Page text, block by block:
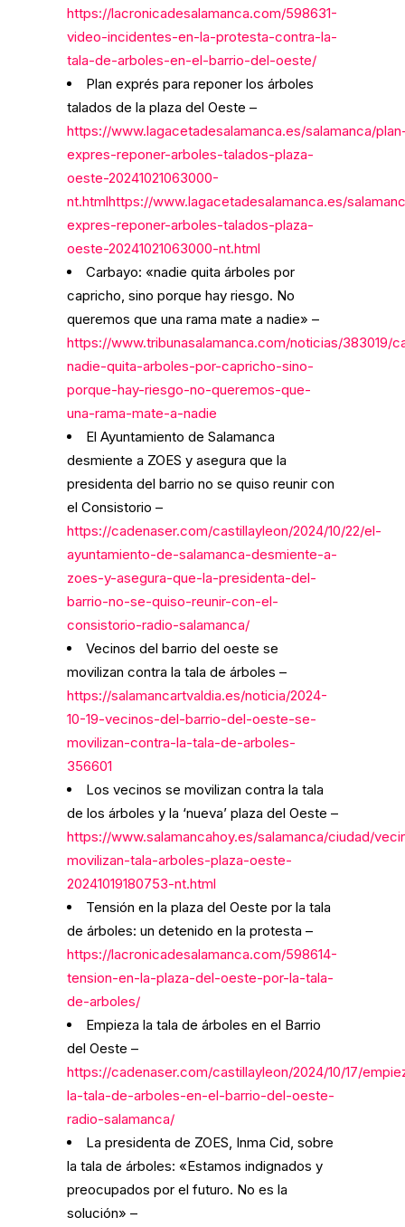
https://lacronicadesalamanca.com/598631-
video-incidentes-en-la-protesta-contra-la-
tala-de-arboles-en-el-barrio-del-oeste/
Plan exprés para reponer los árboles
talados de la plaza del Oeste –
https://www.lagacetadesalamanca.es/salamanca/
expres-reponer-arboles-talados-plaza-
oeste-20241021063000-
nt.htmlhttps://www.lagacetadesalamanca.es/
expres-reponer-arboles-talados-plaza-
oeste-20241021063000-nt.html
Carbayo: «nadie quita árboles por
capricho, sino porque hay riesgo. No
queremos que una rama mate a nadie» –
https://www.tribunasalamanca.com/noticias/383019/
nadie-quita-arboles-por-capricho-sino-
porque-hay-riesgo-no-queremos-que-
una-rama-mate-a-nadie
El Ayuntamiento de Salamanca
desmiente a ZOES y asegura que la
presidenta del barrio no se quiso reunir con
el Consistorio –
https://cadenaser.com/castillayleon/2024/10/22/el-
ayuntamiento-de-salamanca-desmiente-a-
zoes-y-asegura-que-la-presidenta-del-
barrio-no-se-quiso-reunir-con-el-
consistorio-radio-salamanca/
Vecinos del barrio del oeste se
movilizan contra la tala de árboles –
https://salamancartvaldia.es/noticia/2024-
10-19-vecinos-del-barrio-del-oeste-se-
movilizan-contra-la-tala-de-arboles-
356601
Los vecinos se movilizan contra la tala
de los árboles y la ‘nueva’ plaza del Oeste –
https://www.salamancahoy.es/salamanca/ciudad/
movilizan-tala-arboles-plaza-oeste-
20241019180753-nt.html
Tensión en la plaza del Oeste por la tala
de árboles: un detenido en la protesta –
https://lacronicadesalamanca.com/598614-
tension-en-la-plaza-del-oeste-por-la-tala-
de-arboles/
Empieza la tala de árboles en el Barrio
del Oeste –
https://cadenaser.com/castillayleon/2024/10/17/
la-tala-de-arboles-en-el-barrio-del-oeste-
radio-salamanca/
La presidenta de ZOES, Inma Cid, sobre
la tala de árboles: «Estamos indignados y
preocupados por el futuro. No es la
solución» –